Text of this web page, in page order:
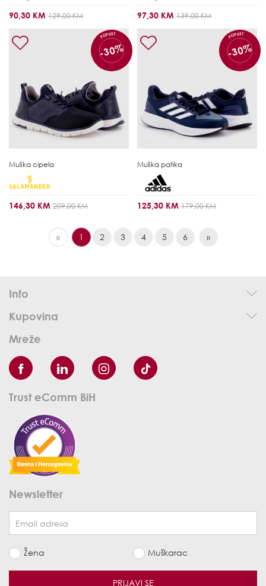
90,30 KM 129,00 KM 97,30 KM 139,00 KM
POPUST
-30%
Muška cipela
146,30 KM 209,00 KM
POPUST
-30%
Muška patika
125,30 KM 179,00 KM
« 1 2 3 4 5 6 »
Info
Kupovina
Mreže
Trust eComm BiH
Newsletter
Žena Muškarac
PRIJAVI SE